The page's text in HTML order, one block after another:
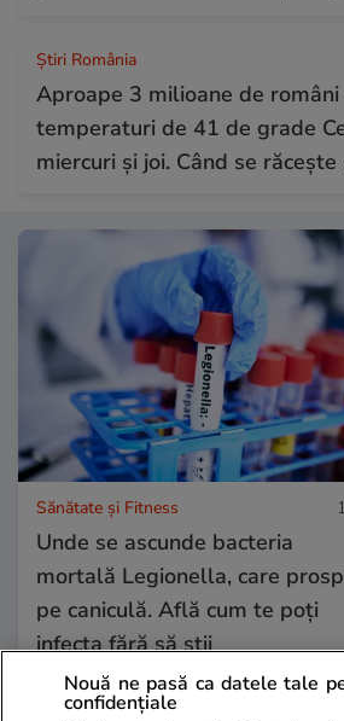
Știri România
Aproape 3 milioane de
temperaturi de 41 de grade
miercuri și joi. Când se
Sănătate și Fitness
Unde se ascunde bacteria
mortală Legionella, care
pe caniculă. Află cum te poți
infecta fără să știi
Nouă ne pasă ca datele tale
confidențiale